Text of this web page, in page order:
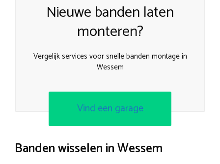
Nieuwe banden laten
monteren?
Vergelijk services voor snelle banden montage in
Wessem
Vind een garage
Banden wisselen in Wessem